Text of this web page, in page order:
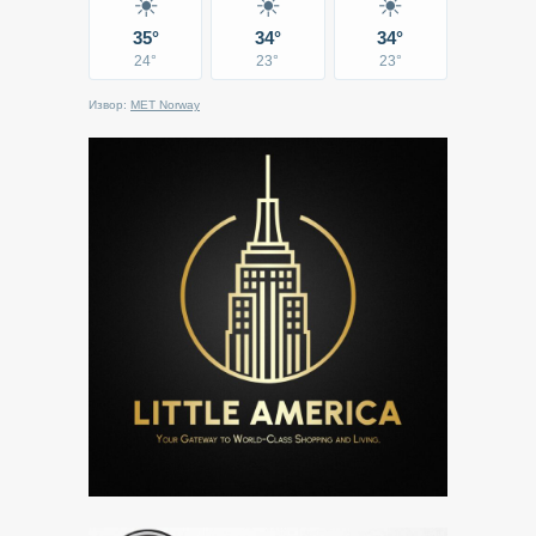
35°
24°
34°
23°
34°
23°
Извор: MET Norway